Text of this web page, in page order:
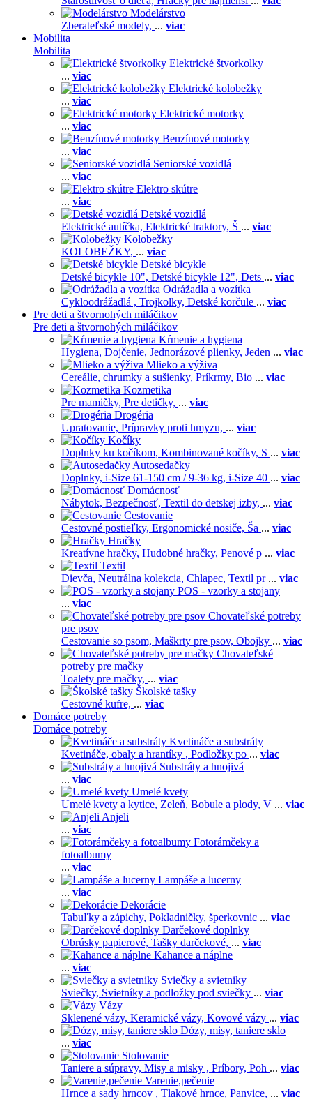
Modelárstvo
Zberateľské modely, ... viac
Mobilita
Mobilita
Elektrické štvorkolky
... viac
Elektrické kolobežky
... viac
Elektrické motorky
... viac
Benzínové motorky
... viac
Seniorské vozidlá
... viac
Elektro skútre
... viac
Detské vozidlá
Elektrické autíčka, Elektrické traktory, Š ... viac
Kolobežky
KOLOBEŽKY, ... viac
Detské bicykle
Detské bicykle 10", Detské bicykle 12", Dets ... viac
Odrážadla a vozítka
Cykloodrážadlá , Trojkolky, Detské korčule ... viac
Pre deti a štvornohých miláčikov
Pre deti a štvornohých miláčikov
Kŕmenie a hygiena
Hygiena, Dojčenie, Jednorázové plienky, Jeden ... viac
Mlieko a výživa
Cereálie, chrumky a sušienky, Príkrmy, Bio ... viac
Kozmetika
Pre mamičky, Pre detičky, ... viac
Drogéria
Upratovanie, Prípravky proti hmyzu, ... viac
Kočíky
Doplnky ku kočíkom, Kombinované kočíky, S ... viac
Autosedačky
Doplnky, i-Size 61-150 cm / 9-36 kg, i-Size 40 ... viac
Domácnosť
Nábytok, Bezpečnosť, Textil do detskej izby, ... viac
Cestovanie
Cestovné postieľky, Ergonomické nosiče, Ša ... viac
Hračky
Kreatívne hračky, Hudobné hračky, Penové p ... viac
Textil
Dievča, Neutrálna kolekcia, Chlapec, Textil pr ... viac
POS - vzorky a stojany
... viac
Chovateľské potreby
pre psov
Cestovanie so psom, Maškrty pre psov, Obojky ... viac
Chovateľské
potreby pre mačky
Toalety pre mačky, ... viac
Školské tašky
Cestovné kufre, ... viac
Domáce potreby
Domáce potreby
Kvetináče a substráty
Kvetináče, obaly a hrantíky , Podložky po ... viac
Substráty a hnojivá
... viac
Umelé kvety
Umelé kvety a kytice, Zeleň, Bobule a plody, V ... viac
Anjeli
... viac
Fotorámčeky a
fotoalbumy
... viac
Lampáše a lucerny
... viac
Dekorácie
Tabuľky a zápichy, Pokladničky, šperkovnic ... viac
Darčekové doplnky
Obrúsky papierové, Tašky darčekové, ... viac
Kahance a náplne
... viac
Sviečky a svietniky
Sviečky, Svietníky a podložky pod sviečky ... viac
Vázy
Sklenené vázy, Keramické vázy, Kovové vázy ... viac
Dózy, misy, taniere sklo
... viac
Stolovanie
Taniere a súpravy, Misy a misky , Príbory, Poh ... viac
Varenie,pečenie
Hrnce a sady hrncov , Tlakové hrnce, Panvice, ... viac